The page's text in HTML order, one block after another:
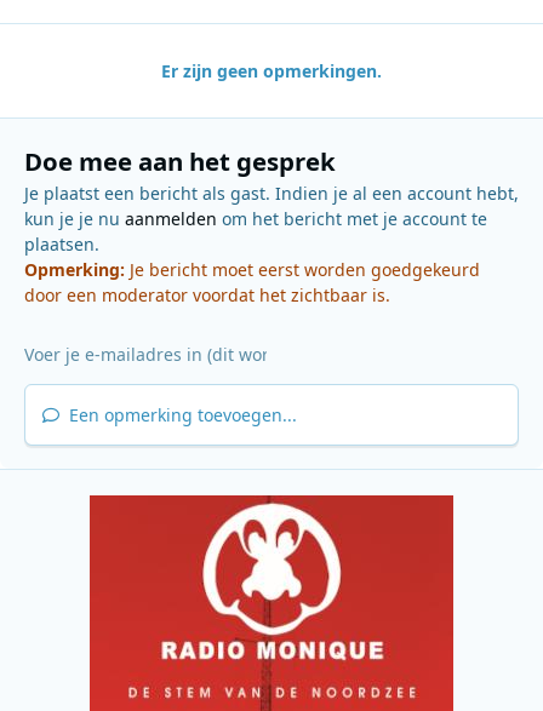
Er zijn geen opmerkingen.
Doe mee aan het gesprek
Je plaatst een bericht als gast. Indien je al een account hebt,
kun je je nu aanmelden om het bericht met je account te
plaatsen.
Opmerking: Je bericht moet eerst worden goedgekeurd
door een moderator voordat het zichtbaar is.
Een opmerking toevoegen...